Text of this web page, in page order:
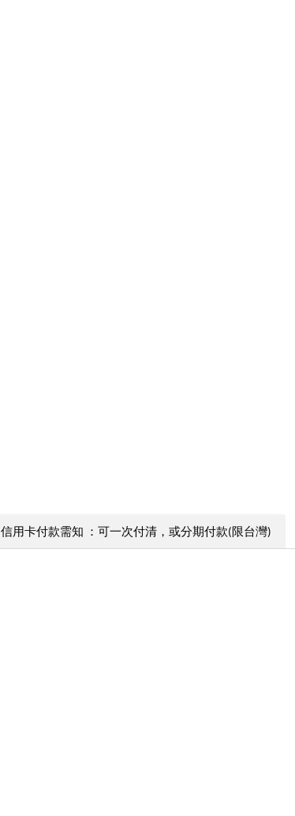
信用卡付款需知 ：可一次付清，或分期付款(限台灣)